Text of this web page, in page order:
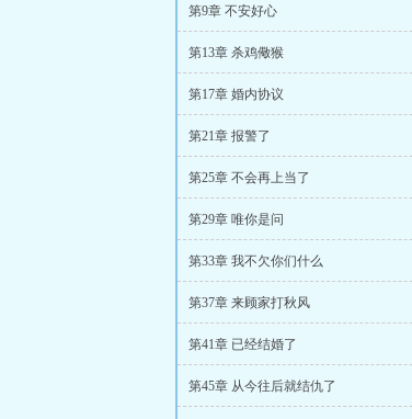
第9章 不安好心
第13章 杀鸡儆猴
第17章 婚内协议
第21章 报警了
第25章 不会再上当了
第29章 唯你是问
第33章 我不欠你们什么
第37章 来顾家打秋风
第41章 已经结婚了
第45章 从今往后就结仇了